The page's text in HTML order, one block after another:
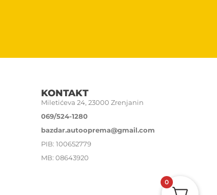
KONTAKT
Miletićeva 24, 23000 Zrenjanin
069/524-1280
bazdar.autooprema@gmail.com
PIB: 100652779
MB: 08643920
0